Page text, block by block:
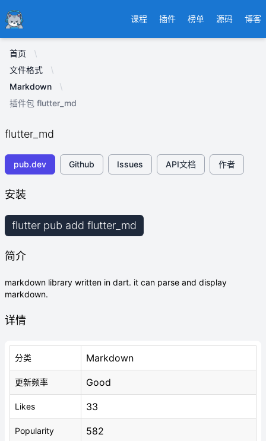
Ducafecat 课程 插件 榜单 源码 博客
首页
文件格式
Markdown
插件包 flutter_md
flutter_md
pub.dev Github Issues API文档 作者
安装
flutter pub add flutter_md
简介
markdown library written in dart. it can parse and display
markdown.
详情
分类 Markdown
更新频率 Good
Likes 33
Popularity 582